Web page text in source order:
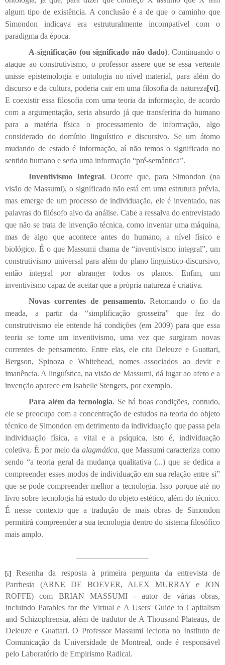
algum tipo de existência. A conclusão é a de que o caminho que
Simondon indicava era estruturalmente incompatível com o
paradigma da época.
A-significação (ou significado não dado). Continuando o
ataque ao construtivismo, o professor assere que se essa vertente
unisse epistemologia e ontologia no nível material, para além do
discurso e da cultura, poderia cair em uma filosofia da natureza[vi].
E coexistir essa filosofia com uma teoria da informação, de acordo
com a argumentação, seria absurdo já que transferiria do humano
para a matéria física o processamento de informação, algo
considerado do domínio linguístico e discursivo. Se um átomo
mudando de estado é informação, aí não temos o significado no
sentido humano e seria uma informação “pré-semântica”.
Inventivismo Integral. Ocorre que, para Simondon (na
visão de Massumi), o significado não está em uma estrutura prévia,
mas emerge de um processo de individuação, ele é inventado, nas
palavras do filósofo alvo da análise. Cabe a ressalva do entrevistado
que não se trata de invenção técnica, como inventar uma máquina,
mas de algo que acontece antes do humano, a nível físico e
biológico. É o que Massumi chama de “inventivismo integral”, um
construtivismo universal para além do plano linguístico-discursivo,
então integral por abranger todos os planos. Enfim, um
inventivismo capaz de aceitar que a própria natureza é criativa.
Novas correntes de pensamento.Retomando o fio da
meada, a partir da “simplificação grosseira” que fez do
construtivismo ele entende há condições (em 2009) para que essa
teoria se torne um inventivismo, uma vez que surgiram novas
correntes de pensamento. Entre elas, ele cita Deleuze e Guattari,
Bergson, Spinoza e Whitehead, nomes associados ao devir e
imanência. A linguística, na visão de Massumi, dá lugar ao afeto e a
invenção aparece em Isabelle Stengers, por exemplo.
Para além da tecnologia. Se há boas condições, contudo,
ele se preocupa com a concentração de estudos na teoria do objeto
técnico de Simondon em detrimento da individuação que passa pela
individuação física, a vital e a psíquica, isto é, individuação
coletiva. É por meio da alagmática, que Massumi caracteriza como
sendo “a teoria geral da mudança qualitativa (...) que se dedica a
compreender esses modos de individuação em sua relação entre si”
que se pode compreender melhor a tecnologia. Isso porque até no
livro sobre tecnologia há estudo do objeto estético, além do técnico.
É nesse contexto que a tradução de mais obras de Simondon
permitirá compreender a sua tecnologia dentro do sistema filosófico
mais amplo.
[i] Resenha da resposta à primeira pergunta da entrevista de
Parrhesia (ARNE DE BOEVER, ALEX MURRAY e JON
ROFFE) com BRIAN MASSUMI - autor de várias obras,
incluindo Parables for the Virtual e A Users' Guide to Capitalism
and Schizophrensia, além de tradutor de A Thousand Plateaus, de
Deleuze e Guattari. O Professor Massumi leciona no Instituto de
Comunicação da Universidade de Montreal, onde é responsável
pelo Laboratório de Empirismo Radical.